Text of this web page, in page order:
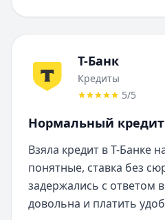
Т-Банк
Кредиты
5/5
Нормальный кредит
Взяла кредит в Т-Банке
понятные, ставка без
задержались с ответом
довольна и платить